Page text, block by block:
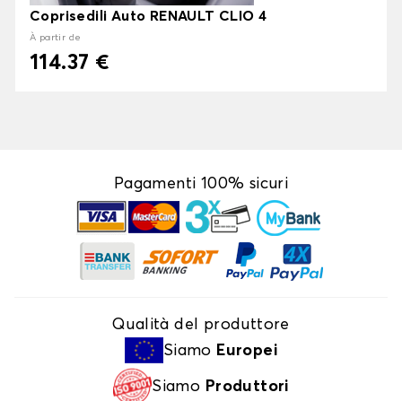
Coprisedili Auto RENAULT CLIO 4
À partir de
114.37 €
Pagamenti 100% sicuri
Qualità del produttore
Siamo Europei
Siamo Produttori